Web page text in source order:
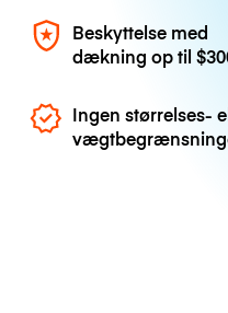
Beskyttelse med
dækning op til
Ingen størrelses-